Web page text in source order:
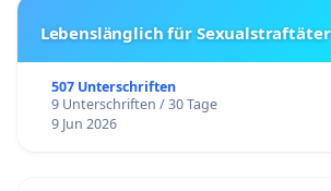
Lebenslänglich für
507 Unterschriften
9 Unterschriften / 30 Tage
9 Jun 2026